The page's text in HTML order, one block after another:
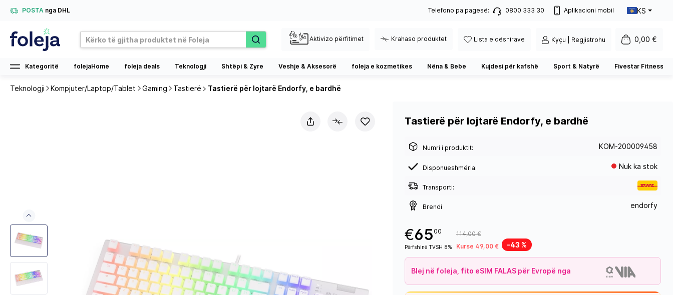
POSTA nga DHL Telefono pa pagesë: 0800 333 30 Aplikacioni mobil KS
Aktivizo përfitimet Krahaso produktet Lista e dëshirave Kyçu | Regjistrohu 0,00 €
Kategoritë folejaHome foleja deals Teknologji Shtëpi & Zyre Veshje & Aksesorë foleja e kozmetikes Nëna & Bebe Kujdesi për kafshë Sport & Natyrë Fivestar Fitness
Teknologji Kompjuter/Laptop/Tablet Gaming Tastierë Tastierë për lojtarë Endorfy, e bardhë
Tastierë për lojtarë Endorfy, e bardhë
Numri i produktit: KOM-200009458
Disponueshmëria: Nuk ka stok
Transporti:
Brendi endorfy
€65 00
Përfshinë TVSH 8%
114,00 €
Kurse 49,00 €
-43 %
Blej në foleja, fito eSIM FALAS për Evropë nga